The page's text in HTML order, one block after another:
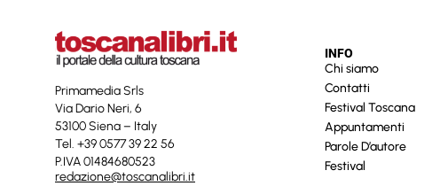
Primamedia Srls
Via Dario Neri, 6
53100 Siena – Italy
Tel. +39 0577 39 22 56
P.IVA 01484680523
redazione@toscanalibri.it
INFO
Chi siamo
Contatti
Festival Toscana
Appuntamenti
Parole D’autore
Festival